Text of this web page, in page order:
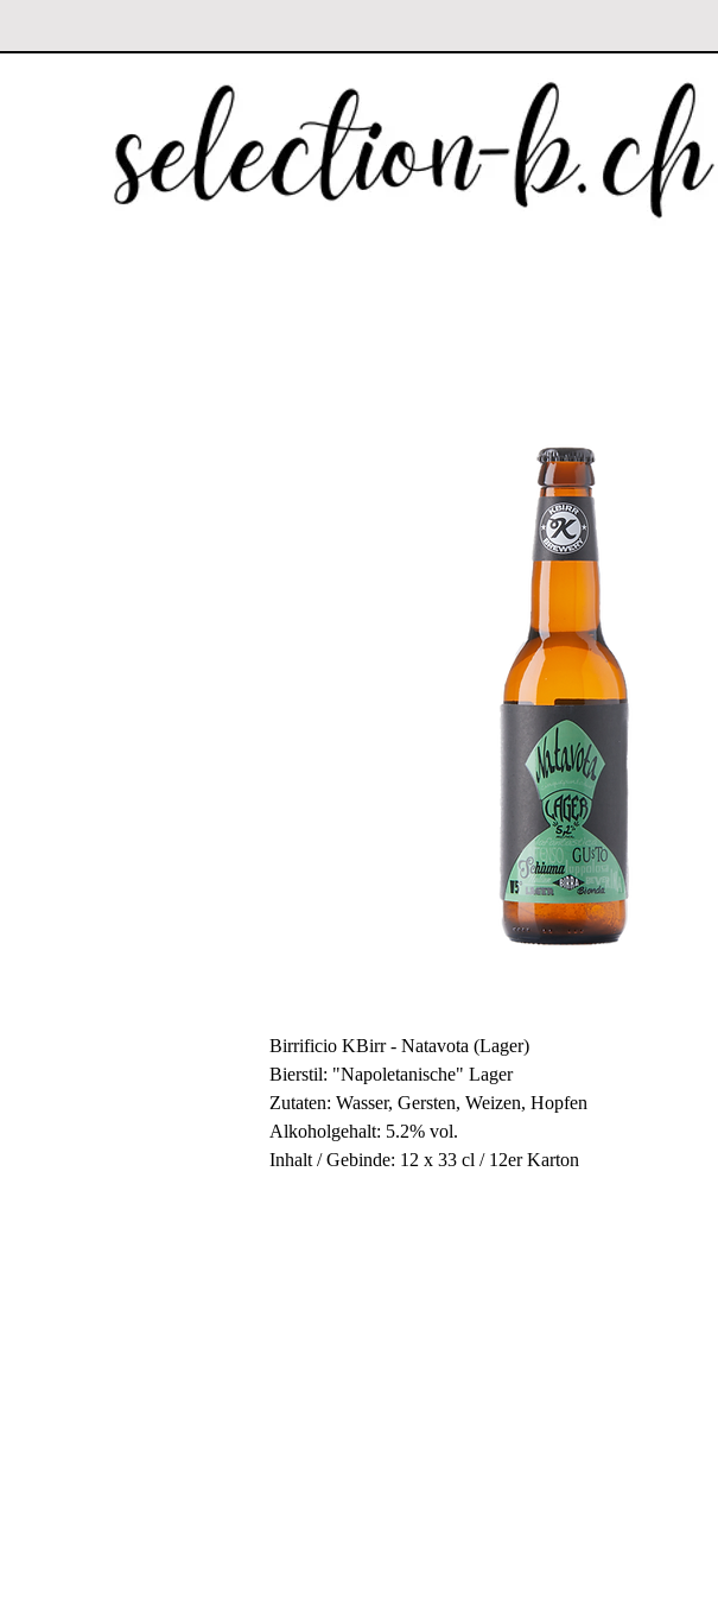
Birrificio KBirr - Natavota (Lager)
Bierstil: "Napoletanische" Lager
Zutaten: Wasser, Gersten, Weizen, Hopfen
Alkoholgehalt: 5.2% vol.
Inhalt / Gebinde: 12 x 33 cl / 12er Karton